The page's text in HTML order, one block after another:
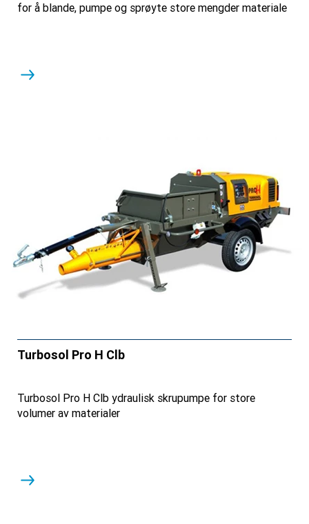
for å blande, pumpe og sprøyte store mengder materiale
Turbosol Pro H Clb
Turbosol Pro H Clb ydraulisk skrupumpe for store
volumer av materialer